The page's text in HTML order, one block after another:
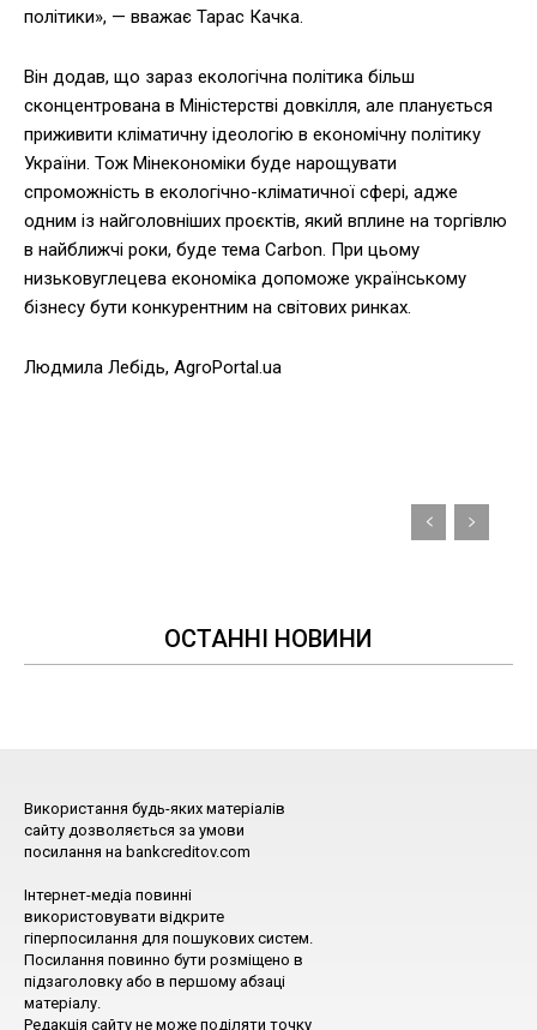
політики», — вважає Тарас Качка.
Він додав, що зараз екологічна політика більш
сконцентрована в Міністерстві довкілля, але планується
приживити кліматичну ідеологію в економічну політику
України. Тож Мінекономіки буде нарощувати
спроможність в екологічно-кліматичної сфері, адже
одним із найголовніших проєктів, який вплине на торгівлю
в найближчі роки, буде тема Carbon. При цьому
низьковуглецева економіка допоможе українському
бізнесу бути конкурентним на світових ринках.
Людмила Лебідь, AgroPortal.ua
ОСТАННІ НОВИНИ
Використання будь-яких матеріалів
сайту дозволяється за умови
посилання на bankcreditov.com
Інтернет-медіа повинні
використовувати відкрите
гіперпосилання для пошукових систем.
Посилання повинно бути розміщено в
підзаголовку або в першому абзаці
матеріалу.
Редакція сайту не може поділяти точку